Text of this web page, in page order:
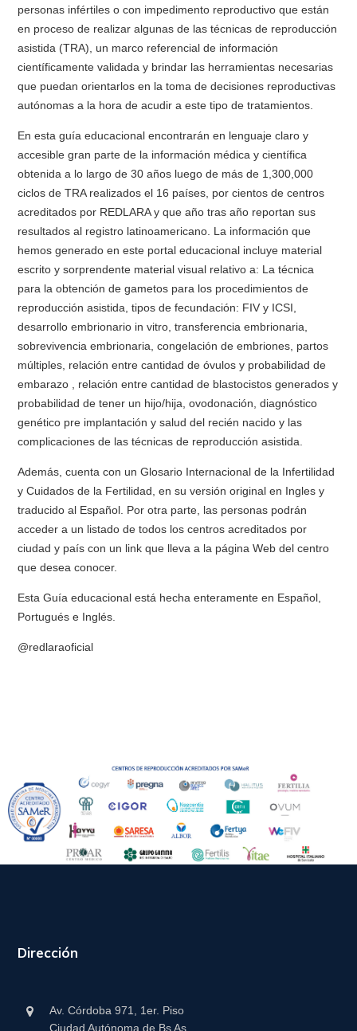
personas infértiles o con impedimento reproductivo que están
en proceso de realizar algunas de las técnicas de reproducción
asistida (TRA), un marco referencial de información
científicamente validada y brindar las herramientas necesarias
que puedan orientarlos en la toma de decisiones reproductivas
autónomas a la hora de acudir a este tipo de tratamientos.
En esta guía educacional encontrarán en lenguaje claro y
accesible gran parte de la información médica y científica
obtenida a lo largo de 30 años luego de más de 1,300,000
ciclos de TRA realizados el 16 países, por cientos de centros
acreditados por REDLARA y que año tras año reportan sus
resultados al registro latinoamericano. La información que
hemos generado en este portal educacional incluye material
escrito y sorprendente material visual relativo a: La técnica
para la obtención de gametos para los procedimientos de
reproducción asistida, tipos de fecundación: FIV y ICSI,
desarrollo embrionario in vitro, transferencia embrionaria,
sobrevivencia embrionaria, congelación de embriones, partos
múltiples, relación entre cantidad de óvulos y probabilidad de
embarazo , relación entre cantidad de blastocistos generados y
probabilidad de tener un hijo/hija, ovodonación, diagnóstico
genético pre implantación y salud del recién nacido y las
complicaciones de las técnicas de reproducción asistida.
Además, cuenta con un Glosario Internacional de la Infertilidad
y Cuidados de la Fertilidad, en su versión original en Ingles y
traducido al Español. Por otra parte, las personas podrán
acceder a un listado de todos los centros acreditados por
ciudad y país con un link que lleva a la página Web del centro
que desea conocer.
Esta Guía educacional está hecha enteramente en Español,
Portugués e Inglés.
@redlaraoficial
Dirección
Av. Córdoba 971, 1er. Piso
Ciudad Autónoma de Bs As